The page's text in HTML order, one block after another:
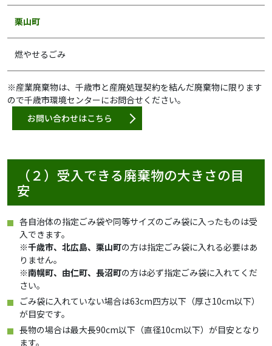
栗山町
燃やせるごみ
※産業廃棄物は、千歳市と産廃処理契約を結んだ廃棄物に限ります
ので千歳市環境センターにお問合せください。
お問い合わせはこちら
（２）受入できる廃棄物の大きさの目
安
各自治体の指定ごみ袋や同等サイズのごみ袋に入ったものは受
入できます。
※千歳市、北広島、栗山町の方は指定ごみ袋に入れる必要はあ
りません。
※南幌町、由仁町、長沼町の方は必ず指定ごみ袋に入れてくだ
さい。
ごみ袋に入れていない場合は63cm四方以下（厚さ10cm以下）
が目安です。
長物の場合は最大長90cm以下（直径10cm以下）が目安となり
ます。